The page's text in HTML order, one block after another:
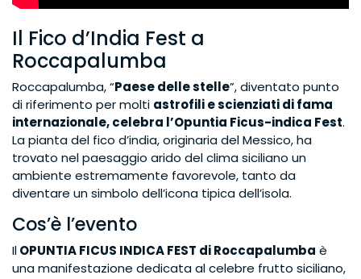
Il Fico d’India Fest a
Roccapalumba
Roccapalumba, “Paese delle stelle”, diventato punto
di riferimento per molti astrofili e scienziati di fama
internazionale, celebra l’Opuntia Ficus-indica Fest.
La pianta del fico d’india, originaria del Messico, ha
trovato nel paesaggio arido del clima siciliano un
ambiente estremamente favorevole, tanto da
diventare un simbolo dell’icona tipica dell’isola.
Cos’è l’evento
IlOPUNTIA FICUS INDICA FEST di Roccapalumba è
una manifestazione dedicata al celebre frutto siciliano,